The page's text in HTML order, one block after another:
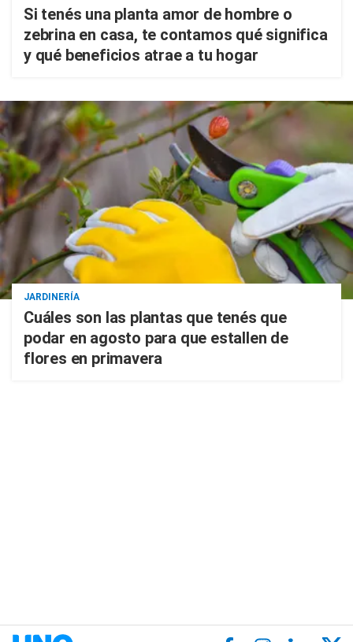
Si tenés una planta amor de hombre o
zebrina en casa, te contamos qué significa
y qué beneficios atrae a tu hogar
JARDINERÍA
Cuáles son las plantas que tenés que
podar en agosto para que estallen de
flores en primavera